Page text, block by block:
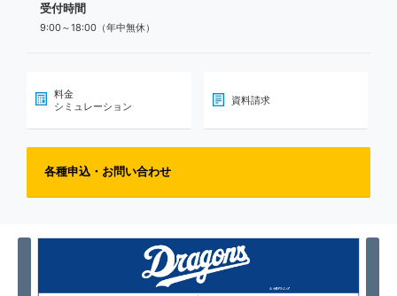
受付時間
9:00～18:00（年中無休）
料金
シミュレーション
資料請求
各種申込・お問い合わせ